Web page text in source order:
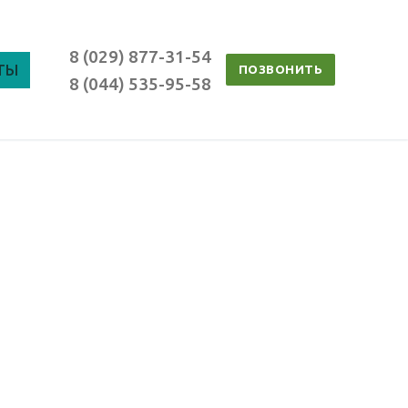
8 (029) 877-31-54
8 (044) 535-95-58
ПОЗВОНИТЬ